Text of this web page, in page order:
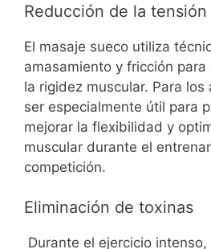
Reducción de la
El masaje sueco utiliza
amasamiento y fricción
la rigidez muscular. Para
ser especialmente útil para
mejorar la flexibilidad y
muscular durante el
competición.
Eliminación de toxinas
Durante el ejercicio